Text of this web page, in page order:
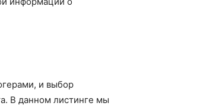
и выбор
В данном листинге мы